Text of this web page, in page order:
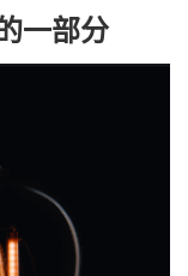
一部分